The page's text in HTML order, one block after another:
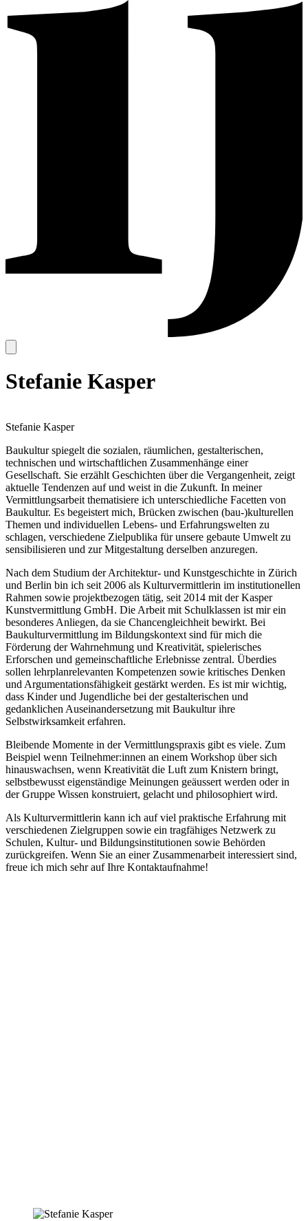
Stefanie Kasper
Stefanie Kasper
Baukultur spiegelt die sozialen, räumlichen, gestalterischen,
technischen und wirtschaftlichen Zusammenhänge einer
Gesellschaft. Sie erzählt Geschichten über die Vergangenheit, zeigt
aktuelle Tendenzen auf und weist in die Zukunft. In meiner
Vermittlungsarbeit thematisiere ich unterschiedliche Facetten von
Baukultur. Es begeistert mich, Brücken zwischen (bau-)kulturellen
Themen und individuellen Lebens- und Erfahrungswelten zu
schlagen, verschiedene Zielpublika für unsere gebaute Umwelt zu
sensibilisieren und zur Mitgestaltung derselben anzuregen.
Nach dem Studium der Architektur- und Kunstgeschichte in Zürich
und Berlin bin ich seit 2006 als Kulturvermittlerin im institutionellen
Rahmen sowie projektbezogen tätig, seit 2014 mit der Kasper
Kunstvermittlung GmbH. Die Arbeit mit Schulklassen ist mir ein
besonderes Anliegen, da sie Chancengleichheit bewirkt. Bei
Baukulturvermittlung im Bildungskontext sind für mich die
Förderung der Wahrnehmung und Kreativität, spielerisches
Erforschen und gemeinschaftliche Erlebnisse zentral. Überdies
sollen lehrplanrelevanten Kompetenzen sowie kritisches Denken
und Argumentationsfähigkeit gestärkt werden. Es ist mir wichtig,
dass Kinder und Jugendliche bei der gestalterischen und
gedanklichen Auseinandersetzung mit Baukultur ihre
Selbstwirksamkeit erfahren.
Bleibende Momente in der Vermittlungspraxis gibt es viele. Zum
Beispiel wenn Teilnehmer:innen an einem Workshop über sich
hinauswachsen, wenn Kreativität die Luft zum Knistern bringt,
selbstbewusst eigenständige Meinungen geäussert werden oder in
der Gruppe Wissen konstruiert, gelacht und philosophiert wird.
Als Kulturvermittlerin kann ich auf viel praktische Erfahrung mit
verschiedenen Zielgruppen sowie ein tragfähiges Netzwerk zu
Schulen, Kultur- und Bildungsinstitutionen sowie Behörden
zurückgreifen. Wenn Sie an einer Zusammenarbeit interessiert sind,
freue ich mich sehr auf Ihre Kontaktaufnahme!